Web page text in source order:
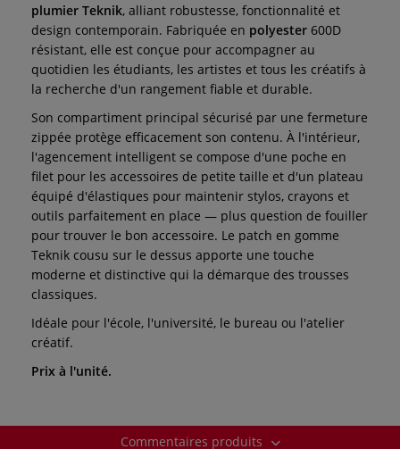
plumier Teknik, alliant robustesse, fonctionnalité et
design contemporain. Fabriquée en polyester 600D
résistant, elle est conçue pour accompagner au
quotidien les étudiants, les artistes et tous les créatifs à
la recherche d'un rangement fiable et durable.
Son compartiment principal sécurisé par une fermeture
zippée protège efficacement son contenu. À l'intérieur,
l'agencement intelligent se compose d'une poche en
filet pour les accessoires de petite taille et d'un plateau
équipé d'élastiques pour maintenir stylos, crayons et
outils parfaitement en place — plus question de fouiller
pour trouver le bon accessoire. Le patch en gomme
Teknik cousu sur le dessus apporte une touche
moderne et distinctive qui la démarque des trousses
classiques.
Idéale pour l'école, l'université, le bureau ou l'atelier
créatif.
Prix à l'unité.
Commentaires produits